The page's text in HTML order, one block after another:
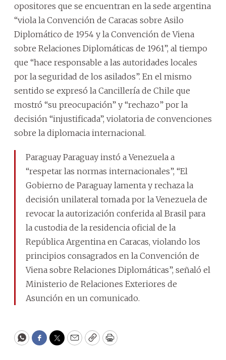
opositores que se encuentran en la sede argentina
“viola la Convención de Caracas sobre Asilo
Diplomático de 1954 y la Convención de Viena
sobre Relaciones Diplomáticas de 1961”, al tiempo
que “hace responsable a las autoridades locales
por la seguridad de los asilados”. En el mismo
sentido se expresó la Cancillería de Chile que
mostró “su preocupación” y “rechazo” por la
decisión “injustificada”, violatoria de convenciones
sobre la diplomacia internacional.
Paraguay Paraguay instó a Venezuela a
“respetar las normas internacionales”, “El
Gobierno de Paraguay lamenta y rechaza la
decisión unilateral tomada por la Venezuela de
revocar la autorización conferida al Brasil para
la custodia de la residencia oficial de la
República Argentina en Caracas, violando los
principios consagrados en la Convención de
Viena sobre Relaciones Diplomáticas”, señaló el
Ministerio de Relaciones Exteriores de
Asunción en un comunicado.
WhatsApp
Facebook
Twitter
EmailCopyPrint